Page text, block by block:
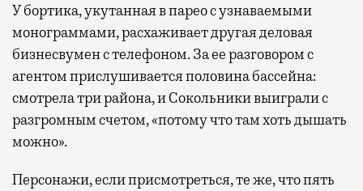
У бортика, укутанная в парео с узнаваемыми
монограммами, расхаживает другая деловая
бизнесвумен с телефоном. За ее разговором с
агентом прислушивается половина бассейна:
смотрела три района, и Сокольники выиграли с
разгромным счетом, «потому что там хоть дышать
можно».
Персонажи, если присмотреться, те же, что пять